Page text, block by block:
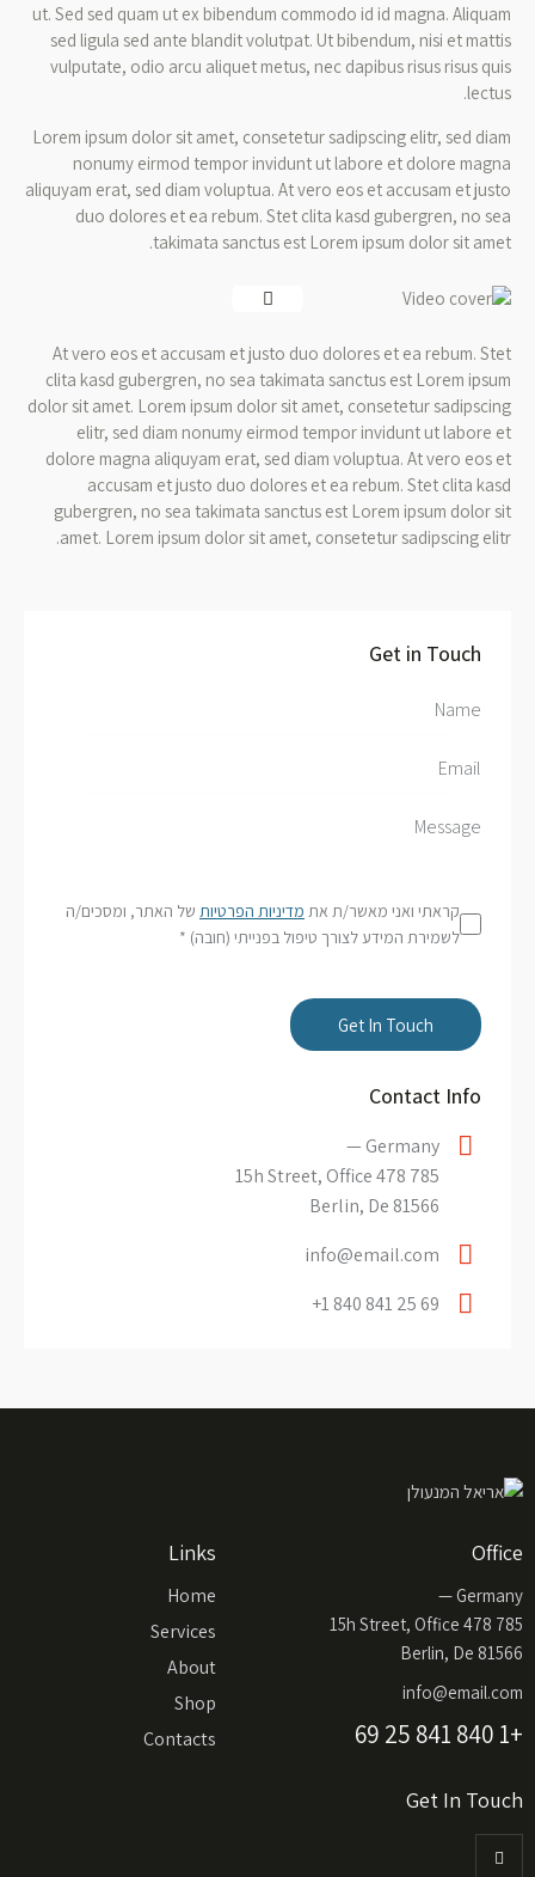
ut. Sed sed quam ut ex bibendum commodo id id magna. Aliquam
sed ligula sed ante blandit volutpat. Ut bibendum, nisi et mattis
vulputate, odio arcu aliquet metus, nec dapibus risus risus quis
lectus.
Lorem ipsum dolor sit amet, consetetur sadipscing elitr, sed diam
nonumy eirmod tempor invidunt ut labore et dolore magna
aliquyam erat, sed diam voluptua. At vero eos et accusam et justo
duo dolores et ea rebum. Stet clita kasd gubergren, no sea
takimata sanctus est Lorem ipsum dolor sit amet.
At vero eos et accusam et justo duo dolores et ea rebum. Stet
clita kasd gubergren, no sea takimata sanctus est Lorem ipsum
dolor sit amet. Lorem ipsum dolor sit amet, consetetur sadipscing
elitr, sed diam nonumy eirmod tempor invidunt ut labore et
dolore magna aliquyam erat, sed diam voluptua. At vero eos et
accusam et justo duo dolores et ea rebum. Stet clita kasd
gubergren, no sea takimata sanctus est Lorem ipsum dolor sit
amet. Lorem ipsum dolor sit amet, consetetur sadipscing elitr.
Get in Touch
קראתי ואני מאשר/ת את מדיניות הפרטיות של האתר, ומסכים/ה
לשמירת המידע לצורך טיפול בפנייתי (חובה) *
Contact Info
Germany —
785 15h Street, Office 478
Berlin, De 81566
info@email.com
+1 840 841 25 69
Office
Germany —
785 15h Street, Office 478
Berlin, De 81566
info@email.com
+1 840 841 25 69
Links
Home
Services
About
Shop
Contacts
Get In Touch